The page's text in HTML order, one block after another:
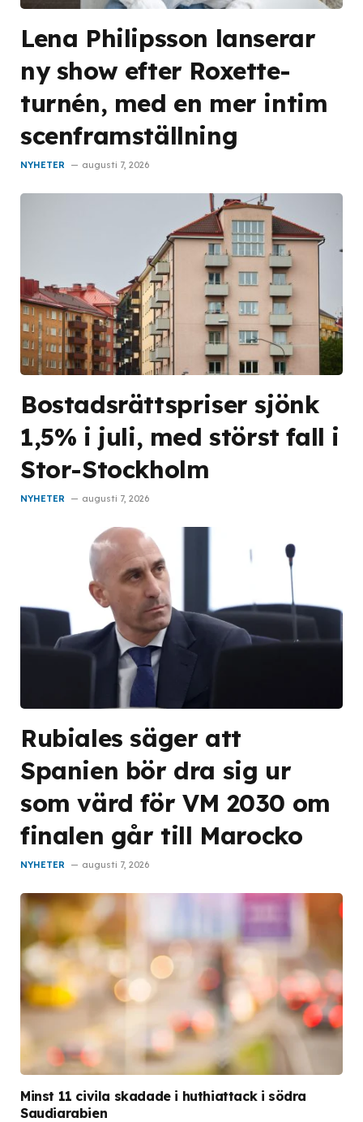
Lena Philipsson lanserar
ny show efter Roxette-
turnén, med en mer intim
scenframställning
NYHETER augusti 7, 2026
Bostadsrättspriser sjönk
1,5% i juli, med störst fall i
Stor-Stockholm
NYHETER augusti 7, 2026
Rubiales säger att
Spanien bör dra sig ur
som värd för VM 2030 om
finalen går till Marocko
NYHETER augusti 7, 2026
Minst 11 civila skadade i huthiattack i södra
Saudiarabien